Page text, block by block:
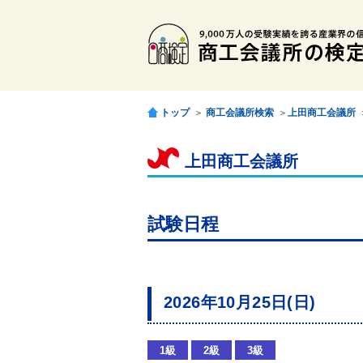
トップ ＞ 商工会議所検索 ＞ 上田商工会議所
上田商工会議所
試験日程
2026年10月25日(日)
1級 2級 3級